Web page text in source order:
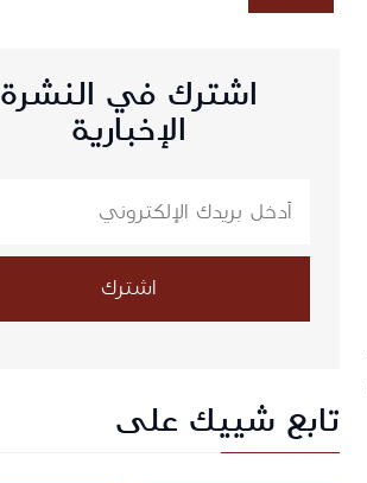
اشترك في النشرة
الإخبارية
اشترك
تابع شييك على